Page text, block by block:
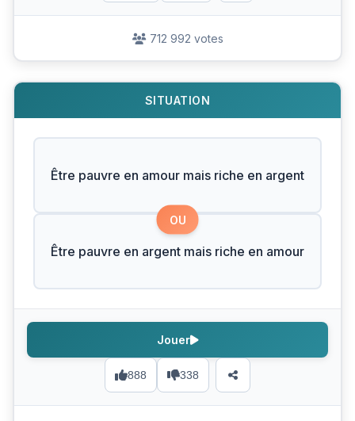
712 992 votes
SITUATION
Être pauvre en amour mais riche en argent
OU
Être pauvre en argent mais riche en amour
888 338
Jouer